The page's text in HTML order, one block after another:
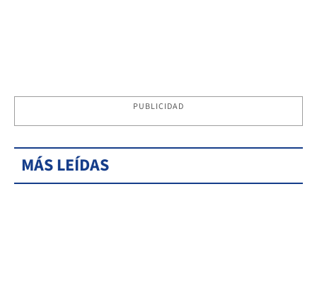
PUBLICIDAD
MÁS LEÍDAS